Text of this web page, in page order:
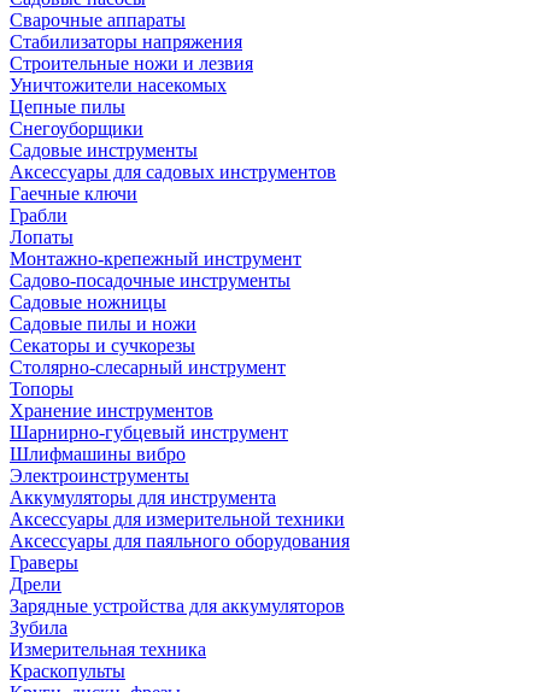
Сварочные аппараты
Стабилизаторы напряжения
Строительные ножи и лезвия
Уничтожители насекомых
Цепные пилы
Снегоуборщики
Садовые инструменты
Аксессуары для садовых инструментов
Гаечные ключи
Грабли
Лопаты
Монтажно-крепежный инструмент
Садово-посадочные инструменты
Садовые ножницы
Садовые пилы и ножи
Секаторы и сучкорезы
Столярно-слесарный инструмент
Топоры
Хранение инструментов
Шарнирно-губцевый инструмент
Шлифмашины вибро
Электроинструменты
Аккумуляторы для инструмента
Аксессуары для измерительной техники
Аксессуары для паяльного оборудования
Граверы
Дрели
Зарядные устройства для аккумуляторов
Зубила
Измерительная техника
Краскопульты